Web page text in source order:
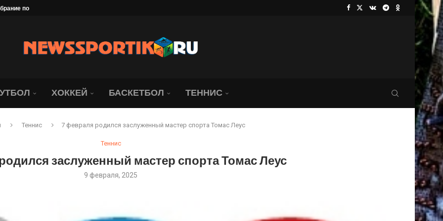
под угрозой. Юридическая...
ХОККЕЙ БАСКЕТБОЛ ТЕННИС
Теннис 7 февраля родился заслуженный мастер спорта Томас Леус
Теннис
заслуженный мастер спорта Томас Леус
9 февраля, 2025